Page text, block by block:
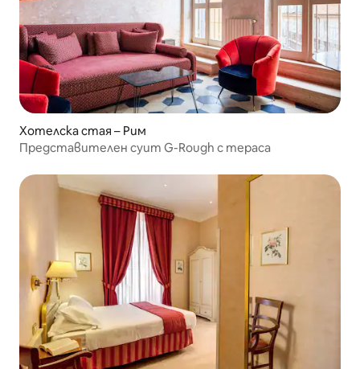
Хотелска стая – Рим
Представителен суит G-Rough с тераса